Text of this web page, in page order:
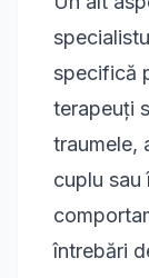
specifică
terapeuți
traumele,
cuplu sau
întrebări